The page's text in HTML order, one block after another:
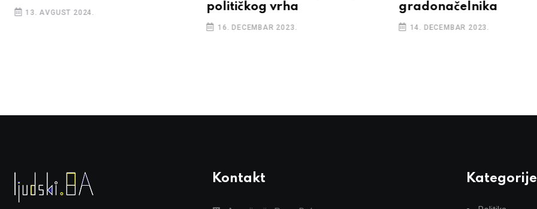
13. AVGUST 2024.
političkog vrha
16. DECEMBAR 2023.
gradonačelnika
14. DECEMBAR 2023.
Kontakt Kategorije